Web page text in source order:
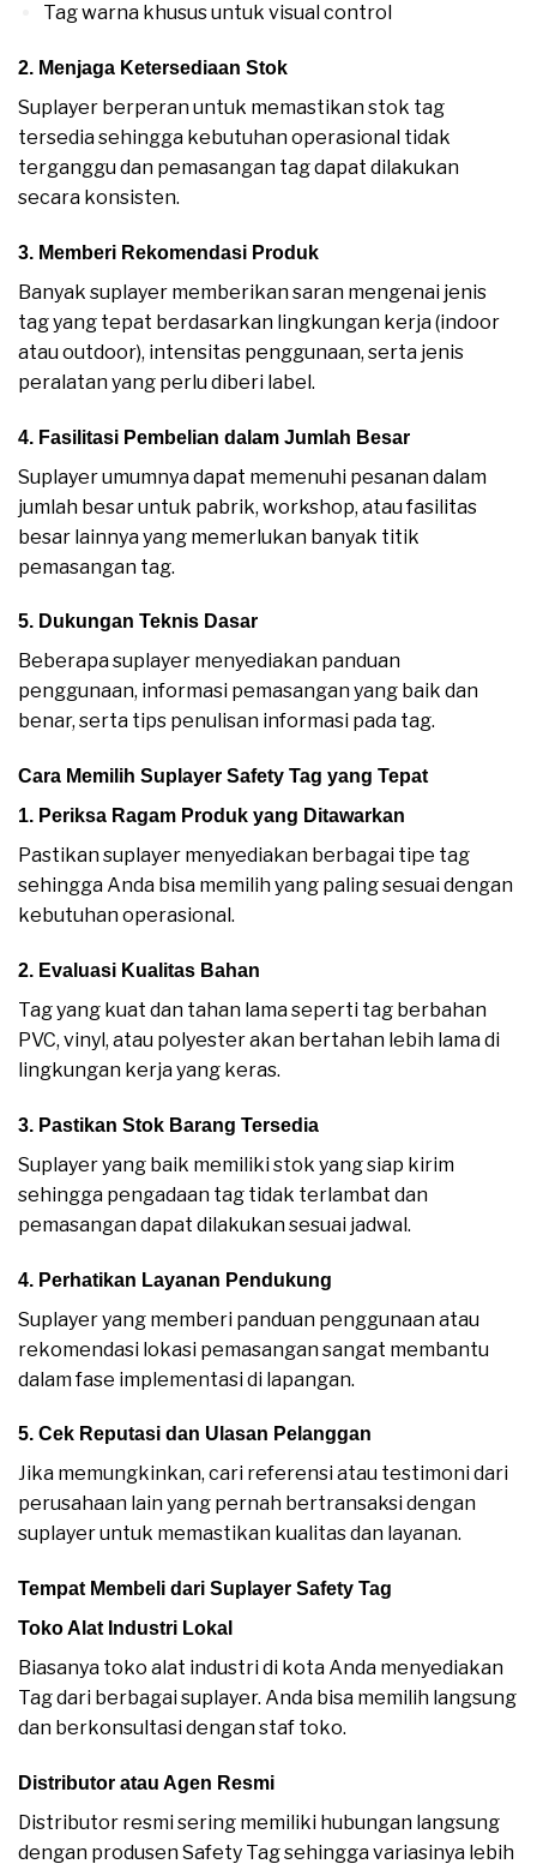
Tag warna khusus untuk visual control
2. Menjaga Ketersediaan Stok
Suplayer berperan untuk memastikan stok tag
tersedia sehingga kebutuhan operasional tidak
terganggu dan pemasangan tag dapat dilakukan
secara konsisten.
3. Memberi Rekomendasi Produk
Banyak suplayer memberikan saran mengenai jenis
tag yang tepat berdasarkan lingkungan kerja (indoor
atau outdoor), intensitas penggunaan, serta jenis
peralatan yang perlu diberi label.
4. Fasilitasi Pembelian dalam Jumlah Besar
Suplayer umumnya dapat memenuhi pesanan dalam
jumlah besar untuk pabrik, workshop, atau fasilitas
besar lainnya yang memerlukan banyak titik
pemasangan tag.
5. Dukungan Teknis Dasar
Beberapa suplayer menyediakan panduan
penggunaan, informasi pemasangan yang baik dan
benar, serta tips penulisan informasi pada tag.
Cara Memilih Suplayer Safety Tag yang Tepat
1. Periksa Ragam Produk yang Ditawarkan
Pastikan suplayer menyediakan berbagai tipe tag
sehingga Anda bisa memilih yang paling sesuai dengan
kebutuhan operasional.
2. Evaluasi Kualitas Bahan
Tag yang kuat dan tahan lama seperti tag berbahan
PVC, vinyl, atau polyester akan bertahan lebih lama di
lingkungan kerja yang keras.
3. Pastikan Stok Barang Tersedia
Suplayer yang baik memiliki stok yang siap kirim
sehingga pengadaan tag tidak terlambat dan
pemasangan dapat dilakukan sesuai jadwal.
4. Perhatikan Layanan Pendukung
Suplayer yang memberi panduan penggunaan atau
rekomendasi lokasi pemasangan sangat membantu
dalam fase implementasi di lapangan.
5. Cek Reputasi dan Ulasan Pelanggan
Jika memungkinkan, cari referensi atau testimoni dari
perusahaan lain yang pernah bertransaksi dengan
suplayer untuk memastikan kualitas dan layanan.
Tempat Membeli dari Suplayer Safety Tag
Toko Alat Industri Lokal
Biasanya toko alat industri di kota Anda menyediakan
Tag dari berbagai suplayer. Anda bisa memilih langsung
dan berkonsultasi dengan staf toko.
Distributor atau Agen Resmi
Distributor resmi sering memiliki hubungan langsung
dengan produsen Safety Tag sehingga variasinya lebih